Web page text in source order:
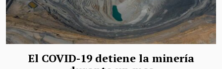
El COVID-19 detiene la minería